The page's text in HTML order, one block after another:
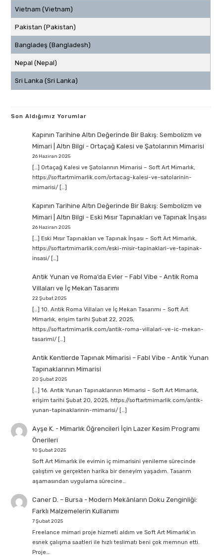
Vietnam (Vietnam)
Pakistan (Pakistan)
Bangladeş (Bangladesh)
Nepal (Nepal)
Sri Lanka (Sri Lanka)
Son Aldığımız Yorumlar
Kapının Tarihine Altın Değerinde Bir Bakış: Sembolizm ve
Mimari | Altın Bilgi - Ortaçağ Kalesi ve Şatolarının Mimarisi
26 Haziran 2025
[…] Ortaçağ Kalesi ve Şatolarının Mimarisi – Soft Art Mimarlık,
https://softartmimarlik.com/ortacag-kalesi-ve-satolarinin-
mimarisi/ […]
Kapının Tarihine Altın Değerinde Bir Bakış: Sembolizm ve
Mimari | Altın Bilgi - Eski Mısır Tapınakları ve Tapınak İnşası
26 Haziran 2025
[…] Eski Mısır Tapınakları ve Tapınak İnşası – Soft Art Mimarlık,
https://softartmimarlik.com/eski-misir-tapinaklari-ve-tapinak-
insasi/ […]
Antik Yunan ve Roma’da Evler – Fabl Vibe - Antik Roma
Villaları ve İç Mekan Tasarımı
22 Şubat 2025
[…] 10. Antik Roma Villaları ve İç Mekan Tasarımı – Soft Art
Mimarlık, erişim tarihi Şubat 22, 2025,
https://softartmimarlik.com/antik-roma-villalari-ve-ic-mekan-
tasarimi/ […]
Antik Kentlerde Tapınak Mimarisi – Fabl Vibe - Antik Yunan
Tapınaklarının Mimarisi
20 Şubat 2025
[…] 16. Antik Yunan Tapınaklarının Mimarisi – Soft Art Mimarlık,
erişim tarihi Şubat 20, 2025, https://softartmimarlik.com/antik-
yunan-tapinaklarinin-mimarisi/ […]
Ayşe K. - Mimarlık Öğrencileri İçin Lazer Kesim Programı
Önerileri
10 Şubat 2025
Soft Art Mimarlık ile evimin iç mimarisini yenileme sürecinde
çalıştım ve gerçekten harika bir deneyim yaşadım. Tasarım
aşamasından uygulama sürecine…
Caner D. – Bursa - Modern Mekânların Doku Zenginliği:
Farklı Malzemelerin Kullanımı
7 Şubat 2025
Freelance mimari proje hizmeti aldım ve Soft Art Mimarlık’ın
esnek çalışma saatleri ile hızlı teslimatı beni çok memnun etti.
Proje…